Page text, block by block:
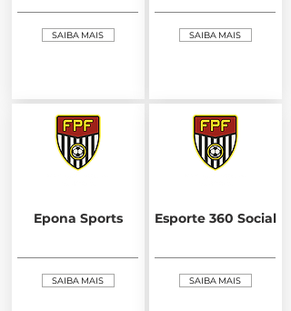
SAIBA MAIS
Epona Sports
SAIBA MAIS
SAIBA MAIS
Esporte 360 Social
SAIBA MAIS